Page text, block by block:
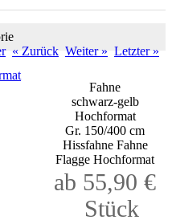
« Zurück Weiter » Letzter »
Fahne
schwarz-gelb
Hochformat
Gr. 150/400 cm
Hissfahne Fahne
Flagge Hochformat
ab 55,90 €
Stück